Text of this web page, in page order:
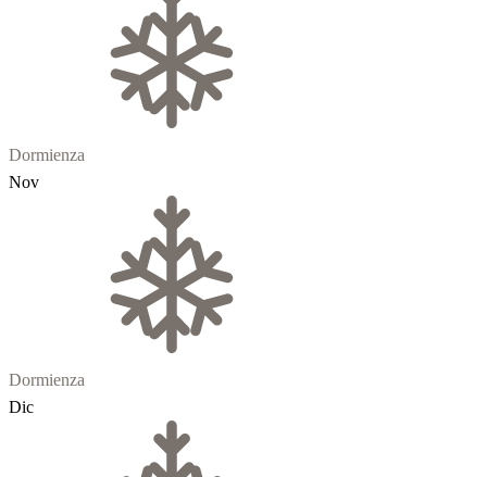
Dormienza
Nov
Dormienza
Dic